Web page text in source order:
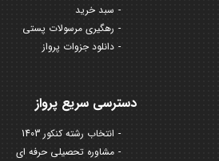
سبد خرید
رهگیری مرسولات پستی
دانلود جزوات پرواز
دسترسی سریع پرواز
انتخاب رشته کنکور 1403
مشاوره تحصیلی حرفه ای